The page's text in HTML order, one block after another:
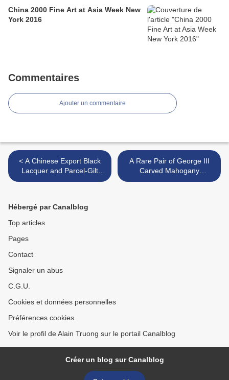
China 2000 Fine Art at Asia Week New
York 2016
Commentaires
Ajouter un commentaire
< A Chinese Export Black
Lacquer and Parcel-Gilt
desk-and-bookcase, circa
A Rare Pair of George III
Carved Mahogany
'Chinese' Arm Chairs, circa
Hébergé par Canalblog
Top articles
Pages
Contact
Signaler un abus
C.G.U.
Cookies et données personnelles
Préférences cookies
Voir le profil de Alain Truong sur le portail Canalblog
Créer un blog sur Canalblog